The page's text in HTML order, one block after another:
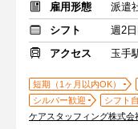
雇用形態
派遣
シフト
週2
アクセス
玉手
短期（1ヶ月以内OK）
シルバー歓迎
シフト
ケアスタッフィング株式会